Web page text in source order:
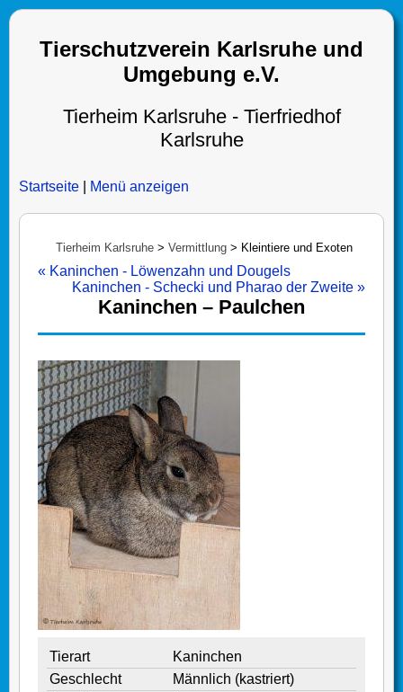
Tierschutzverein Karlsruhe und
Umgebung e.V.
Tierheim Karlsruhe - Tierfriedhof
Karlsruhe
Startseite Menü anzeigen
Tierheim Karlsruhe > Vermittlung > Kleintiere und Exoten
« Kaninchen - Löwenzahn und Dougels
Kaninchen - Schecki und Pharao der Zweite »
Kaninchen – Paulchen
Tierart
Kaninchen
Geschlecht
Männlich (kastriert)